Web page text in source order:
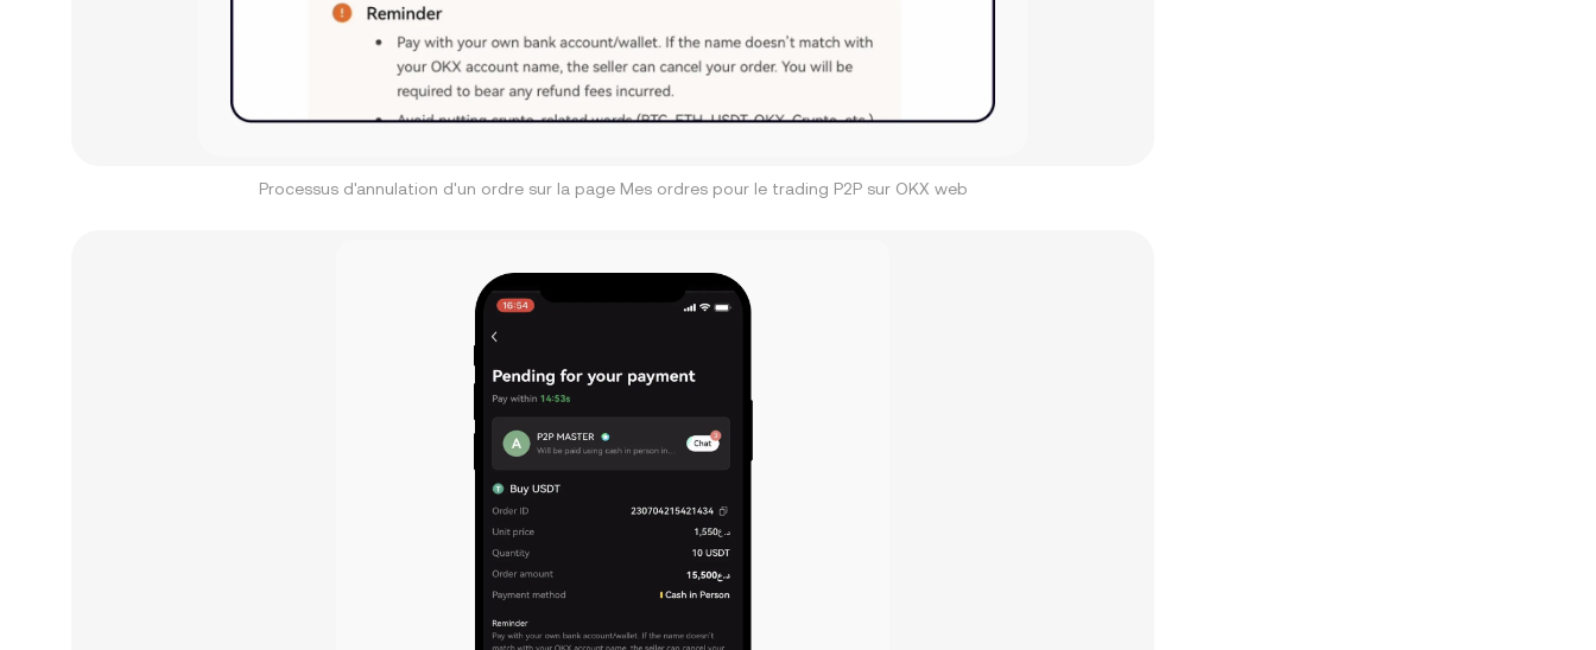
Processus d'annulation d'un ordre sur la page Mes ordres pour le trading P2P sur OKX web